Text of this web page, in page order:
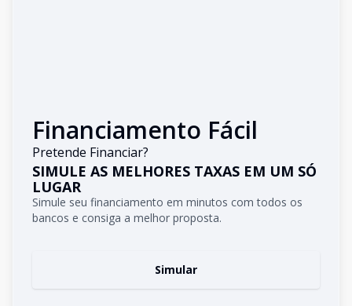
Financiamento Fácil
Pretende Financiar?
SIMULE AS MELHORES TAXAS EM UM SÓ
LUGAR
Simule seu financiamento em minutos com todos os
bancos e consiga a melhor proposta.
Simular